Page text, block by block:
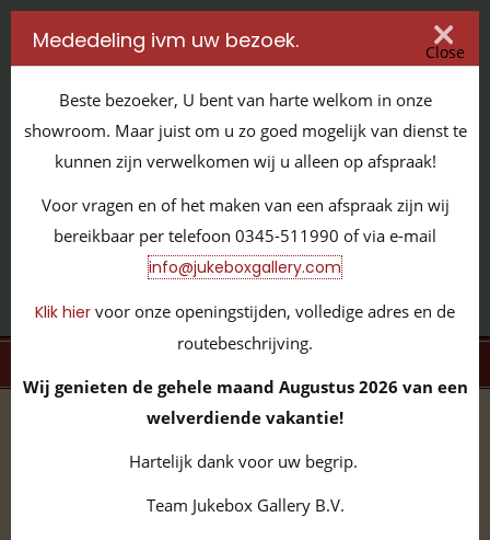
IT'S ALL ABOUT JUKEBOXES
GILDENSTRAAT 32 / 4143 HS LEERDAM / TEL:
0345 - 511990
INFO@JUKEBOXGALLERY.COM
volledige collectie / BelAir Meubels
Barkrukken
Mededeling ivm uw bezoek. Close
Beste bezoeker, U bent van harte welkom in onze
showroom. Maar juist om u zo goed mogelijk van dienst te
kunnen zijn verwelkomen wij u alleen op afspraak!
Voor vragen en of het maken van een afspraak zijn wij
bereikbaar per telefoon 0345-511990 of via e-mail
info@jukeboxgallery.com
Klik hier voor onze openingstijden, volledige adres en de
routebeschrijving.
Wij genieten de gehele maand Augustus 2026 van een
welverdiende vakantie!
Hartelijk dank voor uw begrip.
Team Jukebox Gallery B.V.